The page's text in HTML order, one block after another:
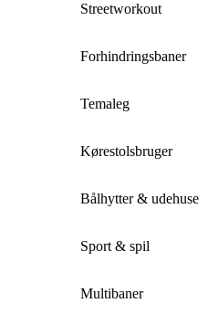
Streetworkout
Forhindringsbaner
Temaleg
Kørestolsbruger
Bålhytter & udehuse
Sport & spil
Multibaner